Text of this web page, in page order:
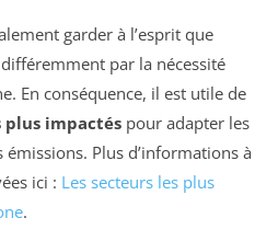
garder à l’esprit que
par la nécessité
En conséquence, il est utile de
plus impactés pour adapter les
Plus d’informations à
ici : Les secteurs les plus
.